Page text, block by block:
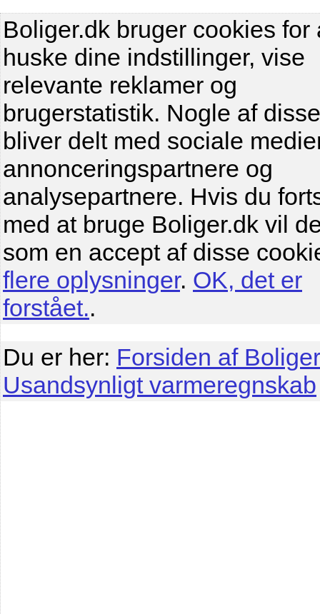
Boliger.dk bruger cookies for
huske dine indstillinger, vise
relevante reklamer og
brugerstatistik. Nogle af
bliver delt med sociale
annonceringspartnere og
analysepartnere. Hvis du
med at bruge Boliger.dk vil
som en accept af disse
flere oplysninger. OK, det er
forstået..
Du er her: Forsiden af
Usandsynligt varmeregnskab